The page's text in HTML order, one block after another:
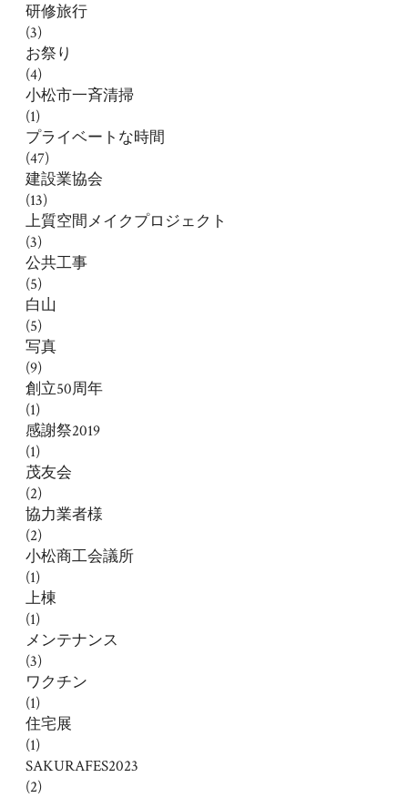
研修旅行
(3)
お祭り
(4)
小松市一斉清掃
(1)
プライベートな時間
(47)
建設業協会
(13)
上質空間メイクプロジェクト
(3)
公共工事
(5)
白山
(5)
写真
(9)
創立50周年
(1)
感謝祭2019
(1)
茂友会
(2)
協力業者様
(2)
小松商工会議所
(1)
上棟
(1)
メンテナンス
(3)
ワクチン
(1)
住宅展
(1)
SAKURAFES2023
(2)